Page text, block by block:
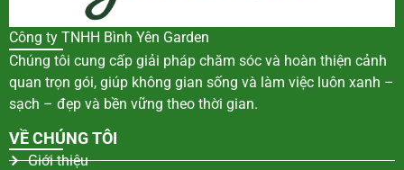
Công ty TNHH Bình Yên Garden
Chúng tôi cung cấp giải pháp chăm sóc và hoàn thiện cảnh
quan trọn gói, giúp không gian sống và làm việc luôn xanh –
sạch – đẹp và bền vững theo thời gian.
VỀ CHÚNG TÔI
Giới thiệu